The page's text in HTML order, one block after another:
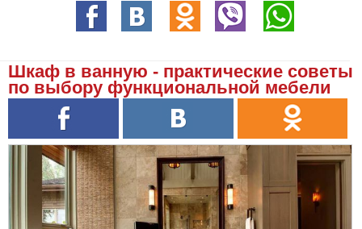
Шкаф в ванную - практические советы
по выбору функциональной мебели